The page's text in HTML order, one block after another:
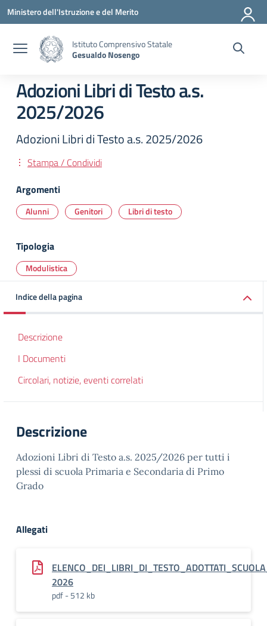
Vai ai contenuti
Vai al menu di navigazione
Vai al footer
Ministero dell'Istruzione e del Merito
Istituto Comprensivo Statale
Gesualdo Nosengo
Adozioni Libri di Testo a.s.
2025/2026
Adozioni Libri di Testo a.s. 2025/2026
Stampa / Condividi
Argomenti
Alunni Genitori Libri di testo
Tipologia
Modulistica
Indice della pagina
Descrizione
I Documenti
Circolari, notizie, eventi correlati
Descrizione
Adozioni Libri di Testo a.s. 2025/2026 per tutti i
plessi di scuola Primaria e Secondaria di Primo
Grado
Allegati
2026
pdf - 512 kb